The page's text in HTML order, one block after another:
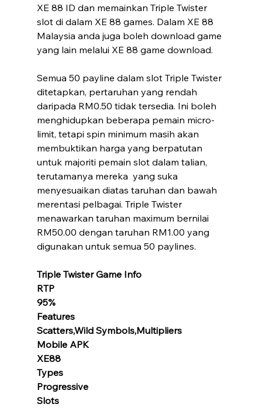
XE 88 ID dan memainkan Triple Twister
slot di dalam XE 88 games. Dalam XE 88
Malaysia anda juga boleh download game
yang lain melalui XE 88 game download.
Semua 50 payline dalam slot Triple Twister
ditetapkan, pertaruhan yang rendah
daripada RM0.50 tidak tersedia. Ini boleh
menghidupkan beberapa pemain micro-
limit, tetapi spin minimum masih akan
membuktikan harga yang berpatutan
untuk majoriti pemain slot dalam talian,
terutamanya mereka  yang suka
menyesuaikan diatas taruhan dan bawah
merentasi pelbagai. Triple Twister
menawarkan taruhan maximum bernilai
RM50.00 dengan taruhan RM1.00 yang
digunakan untuk semua 50 paylines.
Triple Twister Game Info
RTP
95%
Features
Scatters,Wild Symbols,Multipliers
Mobile APK
XE88
Types
Progressive
Slots